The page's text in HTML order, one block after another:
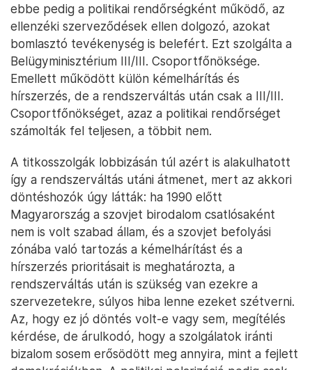
ebbe pedig a politikai rendőrségként működő, az
ellenzéki szerveződések ellen dolgozó, azokat
bomlasztó tevékenység is belefért. Ezt szolgálta a
Belügyminisztérium III/III. Csoportfőnöksége.
Emellett működött külön kémelhárítás és
hírszerzés, de a rendszerváltás után csak a III/III.
Csoportfőnökséget, azaz a politikai rendőrséget
számolták fel teljesen, a többit nem.
A titkosszolgák lobbizásán túl azért is alakulhatott
így a rendszerváltás utáni átmenet, mert az akkori
döntéshozók úgy látták: ha 1990 előtt
Magyarország a szovjet birodalom csatlósaként
nem is volt szabad állam, és a szovjet befolyási
zónába való tartozás a kémelhárítást és a
hírszerzés prioritásait is meghatározta, a
rendszerváltás után is szükség van ezekre a
szervezetekre, súlyos hiba lenne ezeket szétverni.
Az, hogy ez jó döntés volt-e vagy sem, megítélés
kérdése, de árulkodó, hogy a szolgálatok iránti
bizalom sosem erősödött meg annyira, mint a fejlett